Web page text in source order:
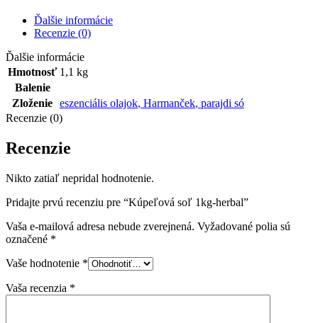
Ďalšie informácie
Recenzie (0)
Ďalšie informácie
Hmotnosť 1,1 kg
Balenie
Zloženie eszenciális olajok, Harmanček, parajdi só
Recenzie (0)
Recenzie
Nikto zatiaľ nepridal hodnotenie.
Pridajte prvú recenziu pre “Kúpeľová soľ 1kg-herbal”
Vaša e-mailová adresa nebude zverejnená. Vyžadované polia sú
označené *
Vaše hodnotenie *
Vaša recenzia *